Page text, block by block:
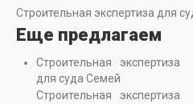
Строительная экспертиза для
Еще предлагаем
Строительная экспертиза
для суда Семей
Строительная экспертиза